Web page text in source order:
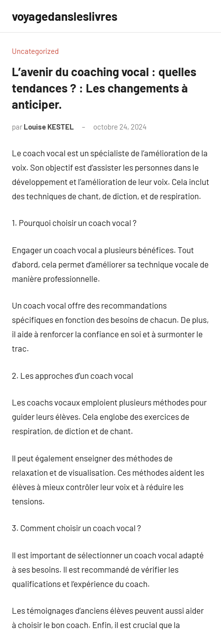
contenu
voyagedansleslivres
Uncategorized
L’avenir du coaching vocal : quelles
tendances ? : Les changements à
anticiper.
par Louise KESTEL octobre 24, 2024
Le coach vocal est un spécialiste de l’amélioration de la
voix. Son objectif est d’assister les personnes dans le
développement et l’amélioration de leur voix. Cela inclut
des techniques de chant, de diction, et de respiration.
1. Pourquoi choisir un coach vocal ?
Engager un coach vocal a plusieurs bénéfices. Tout
d’abord, cela permet d’améliorer sa technique vocale de
manière professionnelle.
Un coach vocal offre des recommandations
spécifiques en fonction des besoins de chacun. De plus,
il aide à renforcer la confiance en soi et à surmonter le
trac.
2. Les approches d’un coach vocal
Les coachs vocaux emploient plusieurs méthodes pour
guider leurs élèves. Cela englobe des exercices de
respiration, de diction et de chant.
Il peut également enseigner des méthodes de
relaxation et de visualisation. Ces méthodes aident les
élèves à mieux contrôler leur voix et à réduire les
tensions.
3. Comment choisir un coach vocal ?
Il est important de sélectionner un coach vocal adapté
à ses besoins. Il est recommandé de vérifier les
qualifications et l’expérience du coach.
Les témoignages d’anciens élèves peuvent aussi aider
à choisir le bon coach. Enfin, il est crucial que la